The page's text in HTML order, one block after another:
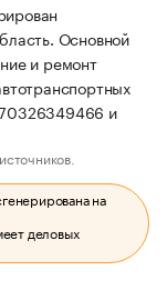
Основной
и ремонт
и
на
деловых